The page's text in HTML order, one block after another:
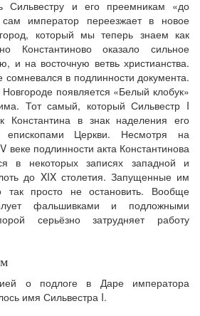
Сильвестру и его преемникам «до
император переезжает в новое
который мы теперь знаем как
Константиново оказало сильное
и на восточную ветвь христианства.
сомневался в подлинности документа.
появляется «Белый клобук»
Тот самый, который Сильвестр I
Константина в знак наделения его
Церкви. Несмотря на
подлинности акта Константинова
в некоторых записях западной и
до XIX столетия. Запущенные им
просто не остановить. Вообще
фальшивками и подложными
серьёзно затрудняет работу
о подлоге в Даре императора
имя Сильвестра I.